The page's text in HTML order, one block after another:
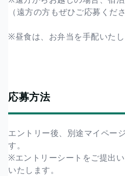
（遠方の方もぜひご応募くださ
※昼食は、お弁当を手配いたし
応募方法
エントリー後、別途マイペー
す。
※エントリーシートをご提出
いたします。